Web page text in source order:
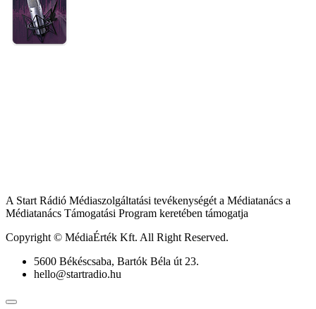
A Start Rádió Médiaszolgáltatási tevékenységét a Médiatanács a
Médiatanács Támogatási Program keretében támogatja
Copyright © MédiaÉrték Kft. All Right Reserved.
5600 Békéscsaba, Bartók Béla út 23.
hello@startradio.hu